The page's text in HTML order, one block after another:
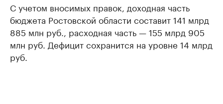
С учетом вносимых правок, доходная часть
бюджета Ростовской области составит 141 млрд
885 млн руб., расходная часть — 155 млрд 905
млн руб. Дефицит сохранится на уровне 14 млрд
руб.